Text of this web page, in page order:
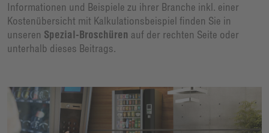
Informationen und Beispiele zu ihrer Branche inkl. einer
Kostenübersicht mit Kalkulationsbeispiel finden Sie in
unseren Spezial-Broschüren auf der rechten Seite oder
unterhalb dieses Beitrags.